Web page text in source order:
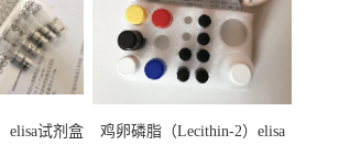
elisa试剂盒
鸡卵磷脂（Lecithin-2）elisa